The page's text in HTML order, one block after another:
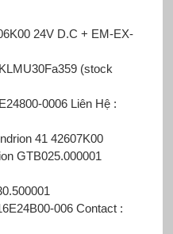
24V D.C + EM-EX-
(stock
0006 Liên Hệ :
41 42607K00
GTB025.000001
006 Contact :